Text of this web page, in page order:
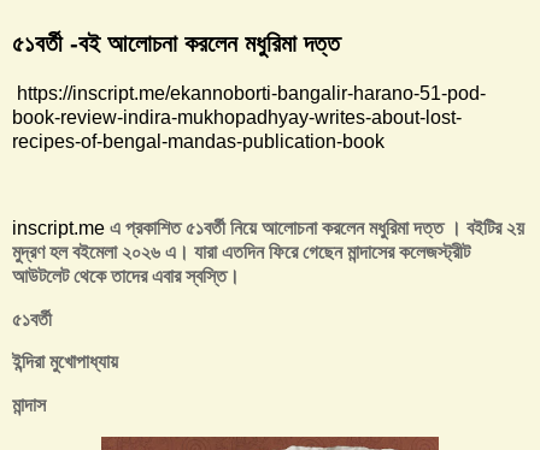
৫১বর্তী -বই আলোচনা করলেন মধুরিমা দত্ত
https://inscript.me/ekannoborti-bangalir-harano-51-pod-
book-review-indira-mukhopadhyay-writes-about-lost-
recipes-of-bengal-mandas-publication-book
inscript.me এ প্রকাশিত ৫১বর্তী নিয়ে আলোচনা করলেন মধুরিমা দত্ত । বইটির ২য়
মুদ্রণ হল বইমেলা ২০২৬ এ। যারা এতদিন ফিরে গেছেন মান্দাসের কলেজস্ট্রীট
আউটলেট থেকে তাদের এবার স্বস্তি।
৫১বর্তী
ইন্দিরা মুখোপাধ্যায়
মান্দাস